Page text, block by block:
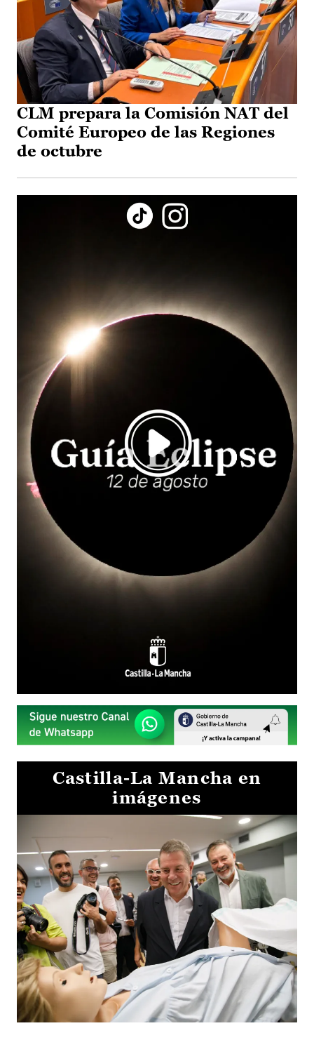
CLM prepara la Comisión NAT del
Comité Europeo de las Regiones
de octubre
Castilla-La Mancha en
imágenes